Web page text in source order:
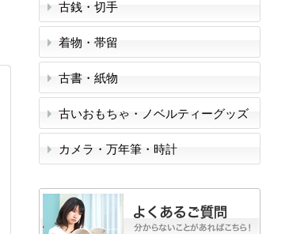
古銭・切手
着物・帯留
古書・紙物
古いおもちゃ・ノベルティーグッズ
カメラ・万年筆・時計